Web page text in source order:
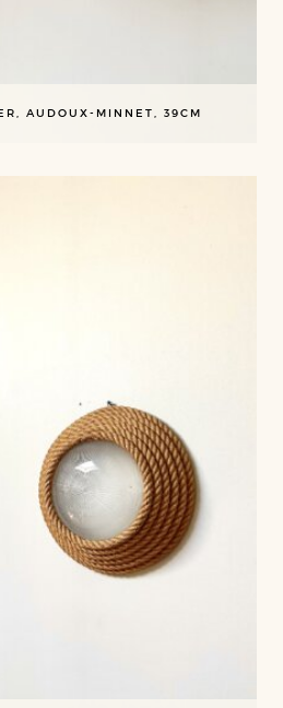
AUDOUX-MINNET, 39CM